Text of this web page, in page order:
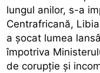
lungul anilor, s-a
Centrafricană,
a șocat lumea
împotriva
de corupție și